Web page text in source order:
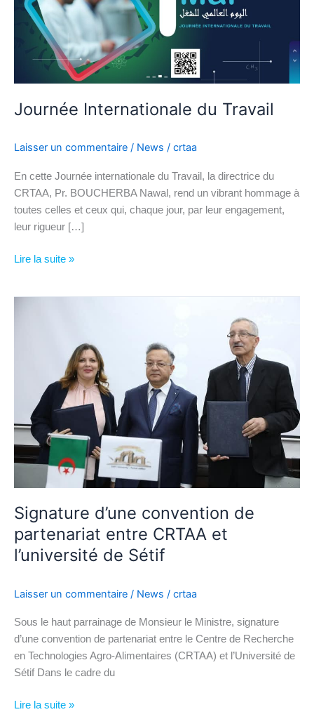
Journée Internationale du Travail
Laisser un commentaire / News / crtaa
En cette Journée internationale du Travail, la directrice du
CRTAA, Pr. BOUCHERBA Nawal, rend un vibrant hommage à
toutes celles et ceux qui, chaque jour, par leur engagement,
leur rigueur […]
Lire la suite »
Signature d’une convention de
partenariat entre CRTAA et
l’université de Sétif
Laisser un commentaire / News / crtaa
Sous le haut parrainage de Monsieur le Ministre, signature
d’une convention de partenariat entre le Centre de Recherche
en Technologies Agro-Alimentaires (CRTAA) et l’Université de
Sétif Dans le cadre du
CRTAA
et
l’université
de
Lire la suite »